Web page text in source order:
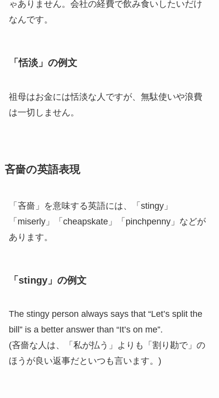
ゃありません。会社の経費で飲み食いしたいだけ
なんです。
「恬淡」の例文
祖母はお金には恬淡な人ですが、無駄使いや浪費
は一切しません。
吝嗇の英語表現
「吝嗇」を意味する英語には、「stingy」
「miserly」「cheapskate」「pinchpenny」などが
あります。
「stingy」の例文
The stingy person always says that “Let’s split the
bill” is a better answer than “It’s on me”.
(吝嗇な人は、「私が払う」よりも「割り勘で」の
ほうが良い返事だといつも言います。)